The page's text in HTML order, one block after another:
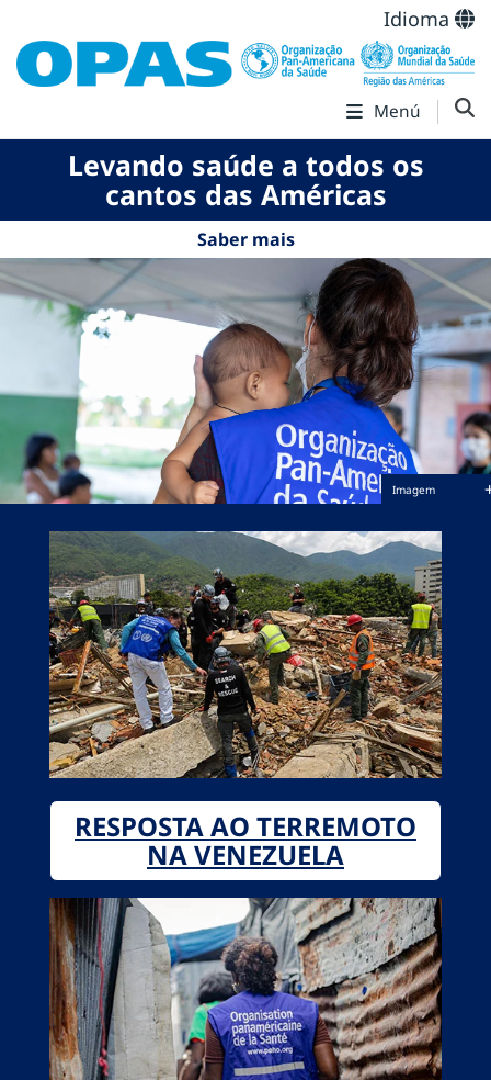
Idioma
Menú
Levando saúde a todos os
cantos das Américas
Saber mais
Imagem
RESPOSTA AO TERREMOTO
NA VENEZUELA